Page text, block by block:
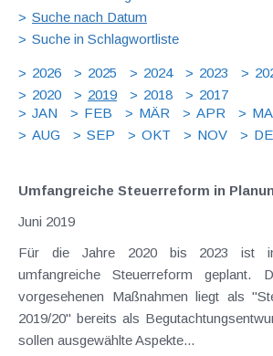
Suche nach Datum
Suche in Schlagwortliste
2026 2025 2024 2023
2020
2019 2018
2017
JAN
FEB MÄR APR
AUG
SEP OKT NOV
Umfangreiche Steuerreform in
Juni 2019
Für die Jahre 2020 bis 2023 ist
umfangreiche Steuerreform geplant.
vorgesehenen Maßnahmen liegt als
2019/20" bereits als
sollen ausgewählte Aspekte...